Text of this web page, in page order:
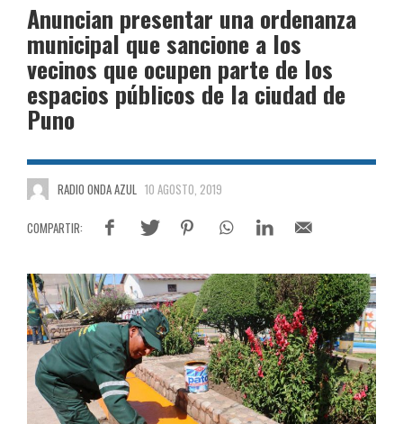
Anuncian presentar una ordenanza
municipal que sancione a los
vecinos que ocupen parte de los
espacios públicos de la ciudad de
Puno
RADIO ONDA AZUL 10 AGOSTO, 2019